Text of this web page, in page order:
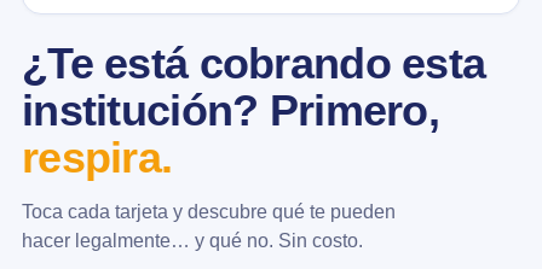
¿Te está cobrando esta
institución? Primero,
respira.
Toca cada tarjeta y descubre qué te pueden
hacer legalmente… y qué no. Sin costo.